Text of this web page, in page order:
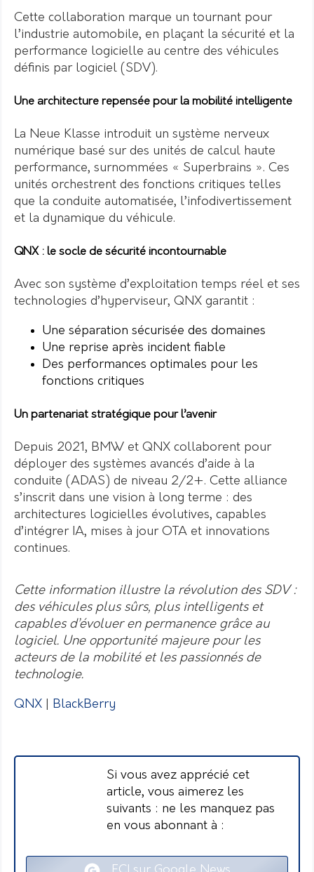
Cette collaboration marque un tournant pour
l’industrie automobile, en plaçant la sécurité et la
performance logicielle au centre des véhicules
définis par logiciel (SDV).
Une architecture repensée pour la mobilité intelligente
La Neue Klasse introduit un système nerveux
numérique basé sur des unités de calcul haute
performance, surnommées « Superbrains ». Ces
unités orchestrent des fonctions critiques telles
que la conduite automatisée, l’infodivertissement
et la dynamique du véhicule.
QNX : le socle de sécurité incontournable
Avec son système d’exploitation temps réel et ses
technologies d’hyperviseur, QNX garantit :
Une séparation sécurisée des domaines
Une reprise après incident fiable
Des performances optimales pour les
fonctions critiques
Un partenariat stratégique pour l’avenir
Depuis 2021, BMW et QNX collaborent pour
déployer des systèmes avancés d’aide à la
conduite (ADAS) de niveau 2/2+. Cette alliance
s’inscrit dans une vision à long terme : des
architectures logicielles évolutives, capables
d’intégrer IA, mises à jour OTA et innovations
continues.
Cette information illustre la révolution des SDV :
des véhicules plus sûrs, plus intelligents et
capables d’évoluer en permanence grâce au
logiciel. Une opportunité majeure pour les
acteurs de la mobilité et les passionnés de
technologie.
QNX BlackBerry
Si vous avez apprécié cet
article, vous aimerez les
suivants : ne les manquez pas
en vous abonnant à :